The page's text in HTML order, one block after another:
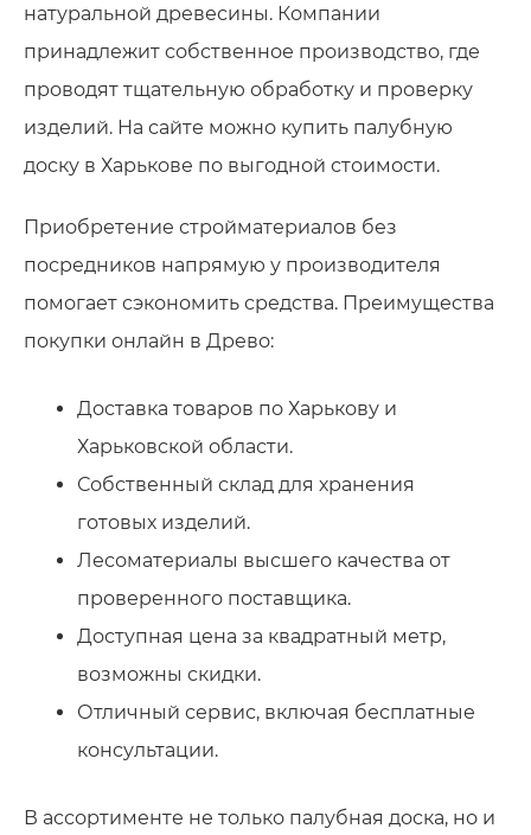
натуральной древесины. Компании
принадлежит собственное производство, где
проводят тщательную обработку и проверку
изделий. На сайте можно купить палубную
доску в Харькове по выгодной стоимости.
Приобретение стройматериалов без
посредников напрямую у производителя
помогает сэкономить средства. Преимущества
покупки онлайн в Древо:
Доставка товаров по Харькову и
Харьковской области.
Собственный склад для хранения
готовых изделий.
Лесоматериалы высшего качества от
проверенного поставщика.
Доступная цена за квадратный метр,
возможны скидки.
Отличный сервис, включая бесплатные
консультации.
В ассортименте не только палубная доска, но и